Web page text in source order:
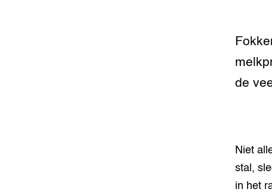
Meten
dier
Smart
de
Niet
stal,
in het